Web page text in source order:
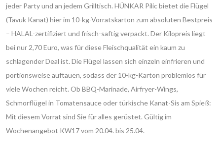
jeder Party und an jedem Grilltisch. HÜNKAR Pilic bietet die Flügel
(Tavuk Kanat) hier im 10-kg-Vorratskarton zum absoluten Bestpreis
– HALAL-zertifiziert und frisch-saftig verpackt. Der Kilopreis liegt
bei nur 2,70 Euro, was für diese Fleischqualität ein kaum zu
schlagender Deal ist. Die Flügel lassen sich einzeln einfrieren und
portionsweise auftauen, sodass der 10-kg-Karton problemlos für
viele Wochen reicht. Ob BBQ-Marinade, Airfryer-Wings,
Schmorflügel in Tomatensauce oder türkische Kanat-Sis am Spieß:
Mit diesem Vorrat sind Sie für alles gerüstet. Gültig im
Wochenangebot KW17 vom 20.04. bis 25.04.